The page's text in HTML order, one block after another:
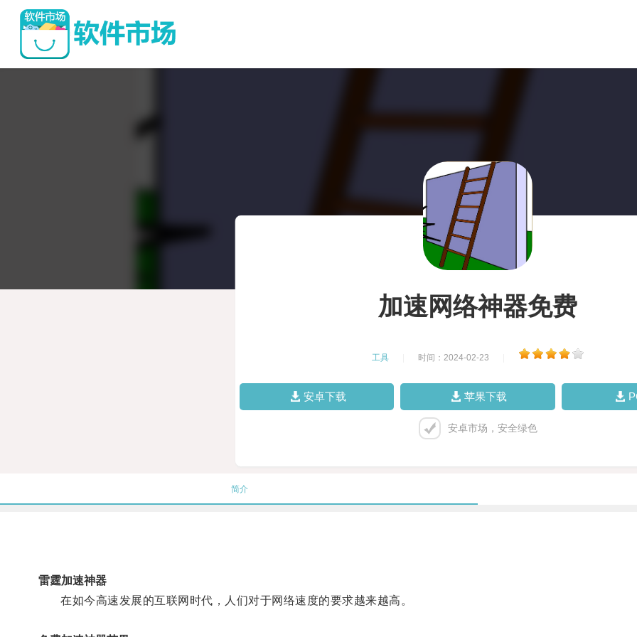
加速网络神器免费
工具 时间：2024-02-23
安卓下载 苹果下载
安卓市场，安全绿色
简介
雷霆加速神器
在如今高速发展的互联网时代，人们对于网络速度的要求越来越高。